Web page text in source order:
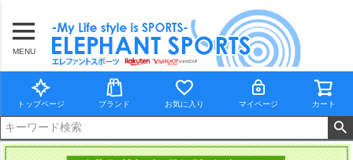
MENU
トップページ ブランド お気に入り マイページ カート